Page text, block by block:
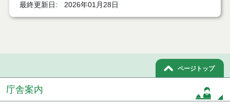
最終更新日
2026年01月28日
ページトップ
庁舎案内